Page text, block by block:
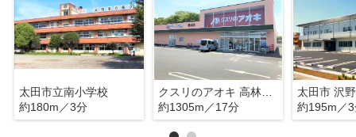
太田市立南小学校
約180m／3分
クスリのアオキ 高林薬局
約1305m／17分
約195m／